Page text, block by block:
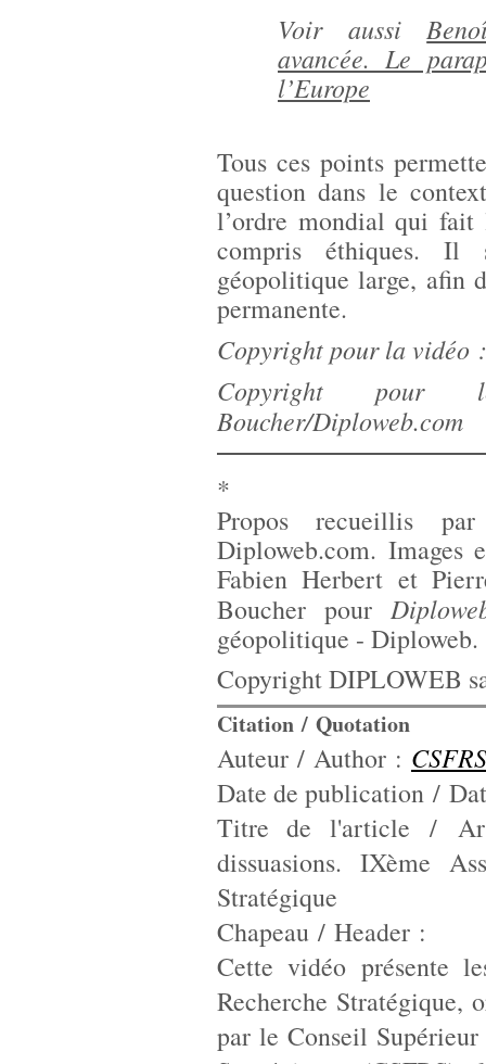
Voir aussi
avancée. Le
l’Europe
Tous ces points
question dans le
l’ordre mondial qui fait
compris éthiques. Il
géopolitique large, afin
permanente.
Copyright pour la vidéo
Copyright pour
Boucher/Diploweb.com
*
Propos recueillis
Diploweb.com.
Fabien Herbert et
Boucher pour
géopolitique - Diploweb.
Copyright DIPLOWEB
Citation / Quotation
Auteur / Author : CSFRS
Date de publication /
Titre de l'article /
dissuasions. IXème
Stratégique
Chapeau / Header :
Cette vidéo présente
Recherche Stratégique,
par le Conseil